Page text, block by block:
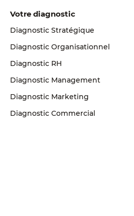
Votre diagnostic
Diagnostic Stratégique
Diagnostic Organisationnel
Diagnostic RH
Diagnostic Management
Diagnostic Marketing
Diagnostic Commercial